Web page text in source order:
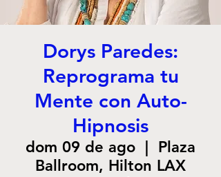
Dorys Paredes:
Reprograma tu
Mente con Auto-
Hipnosis
dom 09 de ago
Plaza
Ballroom, Hilton LAX